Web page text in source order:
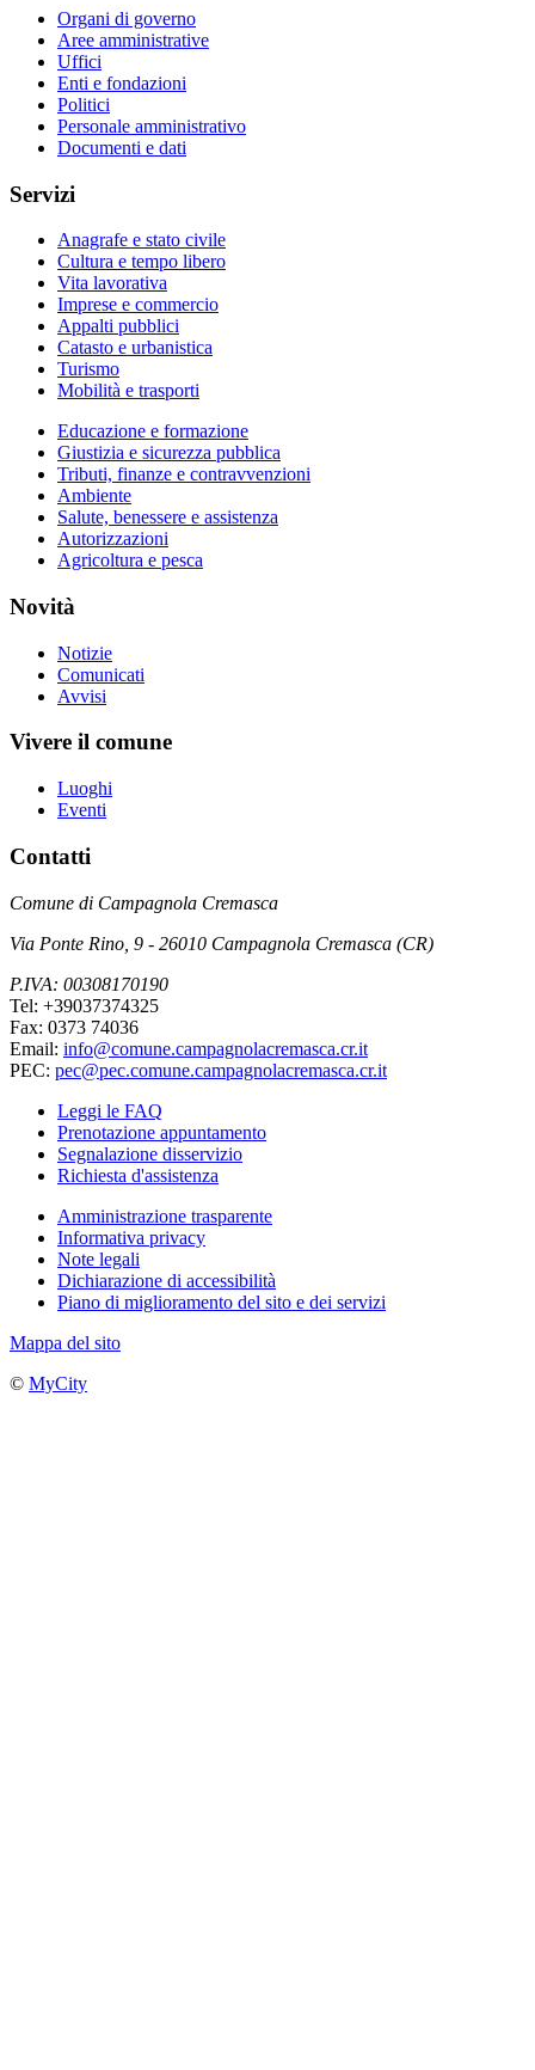
Organi di governo
Aree amministrative
Uffici
Enti e fondazioni
Politici
Personale amministrativo
Documenti e dati
Servizi
Anagrafe e stato civile
Cultura e tempo libero
Vita lavorativa
Imprese e commercio
Appalti pubblici
Catasto e urbanistica
Turismo
Mobilità e trasporti
Educazione e formazione
Giustizia e sicurezza pubblica
Tributi, finanze e contravvenzioni
Ambiente
Salute, benessere e assistenza
Autorizzazioni
Agricoltura e pesca
Novità
Notizie
Comunicati
Avvisi
Vivere il comune
Luoghi
Eventi
Contatti
Comune di Campagnola Cremasca
Via Ponte Rino, 9 - 26010 Campagnola Cremasca (CR)
P.IVA: 00308170190
Tel: +39037374325
Fax: 0373 74036
Email: info@comune.campagnolacremasca.cr.it
PEC: pec@pec.comune.campagnolacremasca.cr.it
Leggi le FAQ
Prenotazione appuntamento
Segnalazione disservizio
Richiesta d'assistenza
Amministrazione trasparente
Informativa privacy
Note legali
Dichiarazione di accessibilità
Piano di miglioramento del sito e dei servizi
Mappa del sito
© MyCity